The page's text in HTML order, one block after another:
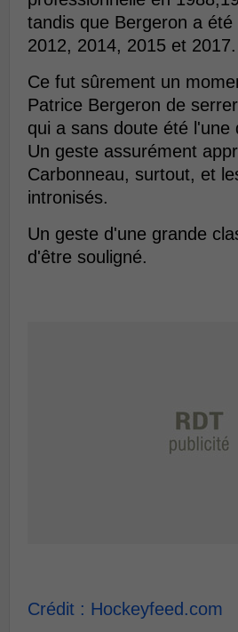
tandis que Bergeron a
2012, 2014, 2015 et 2017.
Ce fut sûrement un
Patrice Bergeron de
qui a sans doute été l'une
Un geste assurément
Carbonneau, surtout, et
intronisés.
Un geste d'une grande
d'être souligné.
Crédit : Hockeyfeed.com